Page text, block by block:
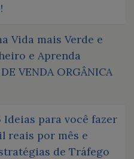
Vida mais Verde e
e Aprenda
VENDA ORGÂNICA
Ideias para você fazer
reais por mês e
de Tráfego